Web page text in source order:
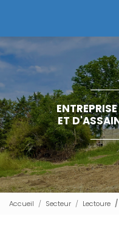
principal
ET
Accueil Secteur Lectoure